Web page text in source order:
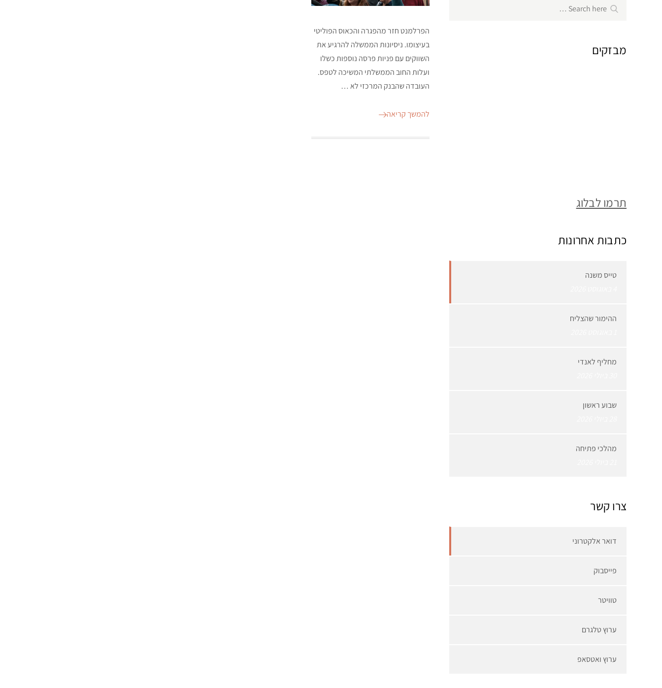
הפרלמנט חזר מהפגרה והכאוס הפוליטי
בעיצומו. ניסיונות הממשלה להרגיע את
השווקים עם פניות פרסה נוספות כשלו
ועלות החוב הממשלתי המשיכה לטפס.
העובדה שהבנק המרכזי לא …
להמשך קריאה
for:
Search
מבזקים
תרמו לבלוג
כתבות אחרונות
טייס משנה
ההימור שהצליח
מחליף לאנדי
שבוע ראשון
מהלכי פתיחה
צרו קשר
דואר אלקטרוני
פייסבוק
טוויטר
ערוץ טלגרם
ערוץ ואטסאפ